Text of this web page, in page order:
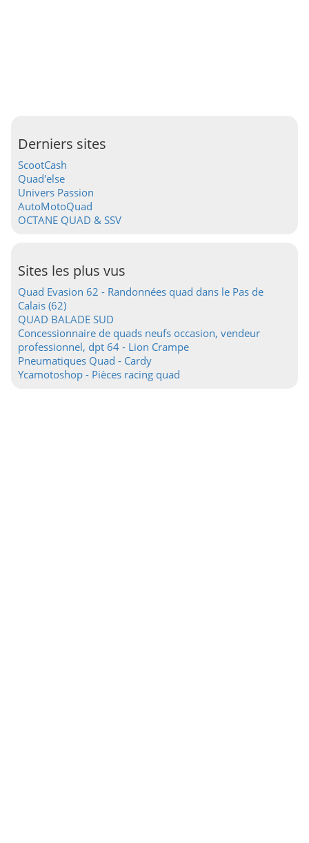
Derniers sites
ScootCash
Quad'else
Univers Passion
AutoMotoQuad
OCTANE QUAD & SSV
Sites les plus vus
Quad Evasion 62 - Randonnées quad dans le Pas de
Calais (62)
QUAD BALADE SUD
Concessionnaire de quads neufs occasion, vendeur
professionnel, dpt 64 - Lion Crampe
Pneumatiques Quad - Cardy
Ycamotoshop - Pièces racing quad